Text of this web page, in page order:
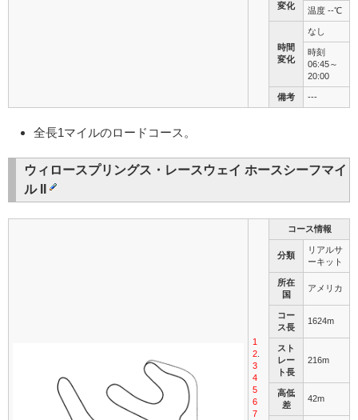
変化
温度 --℃
時間
変化
なし
時刻
06:45～
20:00
備考 ---
全長1マイルのロードコース。
ウィロースプリングス・レースウェイ ホースシーフマイ
ル II
1
2
3
4
5
6
7
コース情報
分類
リアルサ
ーキット
所在
国
アメリカ
コー
ス長
1624m
スト
レー
ト長
216m
高低
差
42m